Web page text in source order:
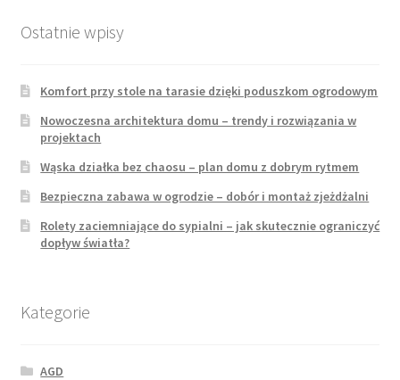
Ostatnie wpisy
Komfort przy stole na tarasie dzięki poduszkom ogrodowym
Nowoczesna architektura domu – trendy i rozwiązania w
projektach
Wąska działka bez chaosu – plan domu z dobrym rytmem
Bezpieczna zabawa w ogrodzie – dobór i montaż zjeżdżalni
Rolety zaciemniające do sypialni – jak skutecznie ograniczyć
dopływ światła?
Kategorie
AGD